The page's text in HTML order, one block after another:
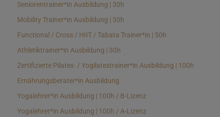
Seniorentrainer*in Ausbildung | 30h
Mobility Trainer*in Ausbildung | 30h
Functional / Cross / HIIT / Tabata Trainer*in | 50h
Athletiktrainer*in Ausbildung | 30h
Zertifizierte Pilates- / Yogilatestrainer*in Ausbildung | 100h
Ernährungsberater*in Ausbildung
Yogalehrer*in Ausbildung | 100h / B-Lizenz
Yogalehrer*in Ausbildung | 100h / A-Lizenz